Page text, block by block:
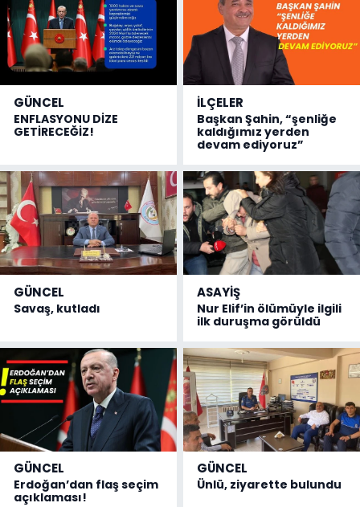
GÜNCEL
ENFLASYONU DİZE
GETİRECEĞİZ!
İLÇELER
Başkan Şahin, “şenliğe
kaldığımız yerden
devam ediyoruz”
GÜNCEL
Savaş, kutladı
ASAYİŞ
Nur Elif’in ölümüyle ilgili
ilk duruşma görüldü
GÜNCEL
Erdoğan’dan flaş seçim
açıklaması!
GÜNCEL
Ünlü, ziyarette bulundu